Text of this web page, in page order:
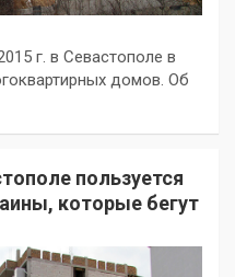
г. в Севастополе в
домов. Об
пользуется
которые бегут